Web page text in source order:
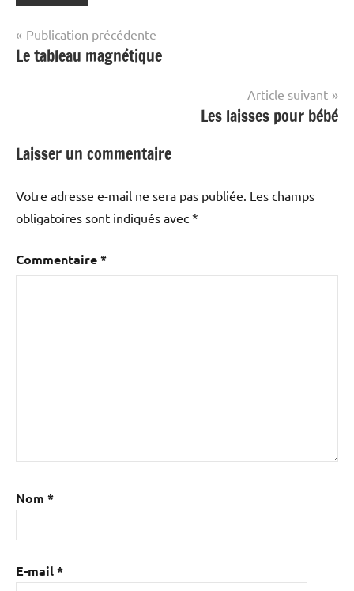
Navigation
de
Publication précédente
Le tableau magnétique
Article suivant
Les laisses pour bébé
Laisser un commentaire
Votre adresse e-mail ne sera pas publiée. Les champs
obligatoires sont indiqués avec *
Commentaire*
Nom *
E-mail*